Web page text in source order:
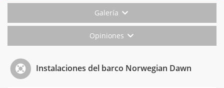
Galería
Opiniones
Instalaciones del barco Norwegian Dawn